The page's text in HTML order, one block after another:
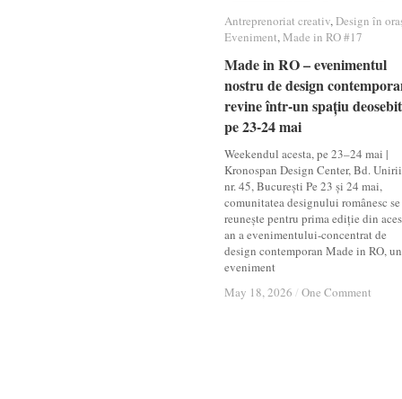
Antreprenoriat creativ,Design în
Eveniment,Made in RO #17
Made in RO – evenimentul
nostru de design
revine într-un spațiu
pe 23-24 mai
Weekendul acesta, pe 23–24 mai |
Kronospan Design Center, Bd. Unirii
nr. 45, București Pe 23 și 24 mai,
comunitatea designului românesc se
reunește pentru prima ediție din
an a evenimentului-concentrat de
design contemporan Made in RO, un
eveniment
May 18, 2026 / One Comment
Antreprenoriat creativ Design în
Eveniment Made in RO #17
Made in RO – evenimentul
nostru de design
revine într-un spațiu
pe 23-24 mai
May 18, 2026 / One Comment